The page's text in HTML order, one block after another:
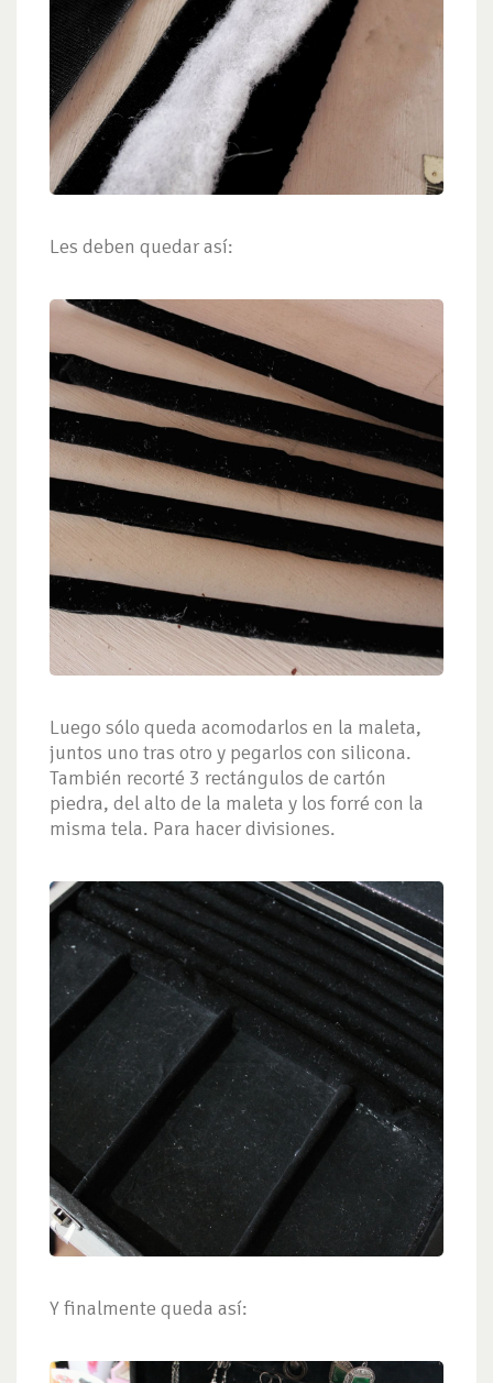
Les deben quedar así:
Luego sólo queda acomodarlos en la maleta,
juntos uno tras otro y pegarlos con silicona.
También recorté 3 rectángulos de cartón
piedra, del alto de la maleta y los forré con la
misma tela. Para hacer divisiones.
Y finalmente queda así: